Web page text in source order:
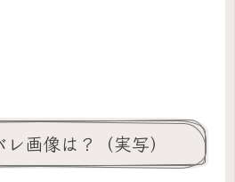
画像は？（実写）